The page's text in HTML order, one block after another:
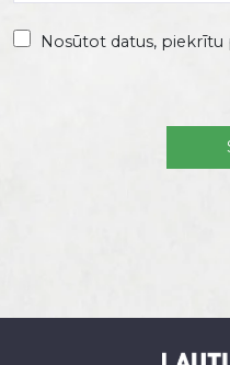
Nosūtot datus, piekrītu